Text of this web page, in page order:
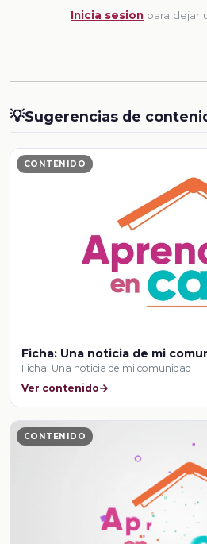
Inicia sesion para dejar
💡Sugerencias de
CONTENIDO
Ficha: Una noticia de mi
Ficha: Una noticia de mi comunidad
Ver contenido
CONTENIDO